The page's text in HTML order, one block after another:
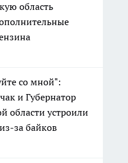
область
со мной":
и Губернатор
области устроили
за байков